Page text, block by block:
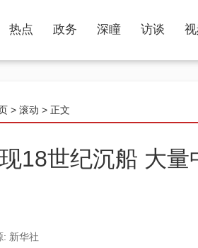
热点 政务 深瞳 访谈
> 滚动 > 正文
18世纪沉船 大量
: 新华社